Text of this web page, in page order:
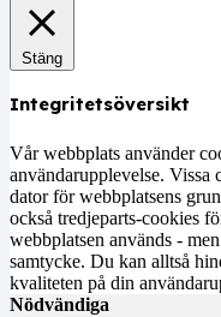
Stäng
Integritetsöversikt
Vår webbplats använder
användarupplevelse. Vissa
dator för webbplatsens
också tredjeparts-cookies
webbplatsen används -
samtycke. Du kan alltså
kvaliteten på din
Nödvändiga